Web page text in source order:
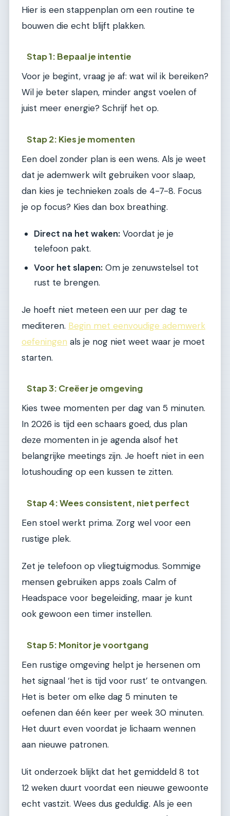
Hier is een stappenplan om een routine te
bouwen die echt blijft plakken.
Stap 1: Bepaal je intentie
Voor je begint, vraag je af: wat wil ik bereiken?
Wil je beter slapen, minder angst voelen of
juist meer energie? Schrijf het op.
Stap 2: Kies je momenten
Een doel zonder plan is een wens. Als je weet
dat je ademwerk wilt gebruiken voor slaap,
dan kies je technieken zoals de 4-7-8. Focus
je op focus? Kies dan box breathing.
Direct na het waken: Voordat je je
telefoon pakt.
Voor het slapen: Om je zenuwstelsel tot
rust te brengen.
Je hoeft niet meteen een uur per dag te
mediteren. Begin met eenvoudige ademwerk
oefeningen als je nog niet weet waar je moet
starten.
Stap 3: Creëer je omgeving
Kies twee momenten per dag van 5 minuten.
In 2026 is tijd een schaars goed, dus plan
deze momenten in je agenda alsof het
belangrijke meetings zijn. Je hoeft niet in een
lotushouding op een kussen te zitten.
Stap 4: Wees consistent, niet perfect
Een stoel werkt prima. Zorg wel voor een
rustige plek.
Zet je telefoon op vliegtuigmodus. Sommige
mensen gebruiken apps zoals Calm of
Headspace voor begeleiding, maar je kunt
ook gewoon een timer instellen.
Stap 5: Monitor je voortgang
Een rustige omgeving helpt je hersenen om
het signaal ‘het is tijd voor rust’ te ontvangen.
Het is beter om elke dag 5 minuten te
oefenen dan één keer per week 30 minuten.
Het duurt even voordat je lichaam wennen
aan nieuwe patronen.
Uit onderzoek blijkt dat het gemiddeld 8 tot
12 weken duurt voordat een nieuwe gewoonte
echt vastzit. Wees dus geduldig. Als je een